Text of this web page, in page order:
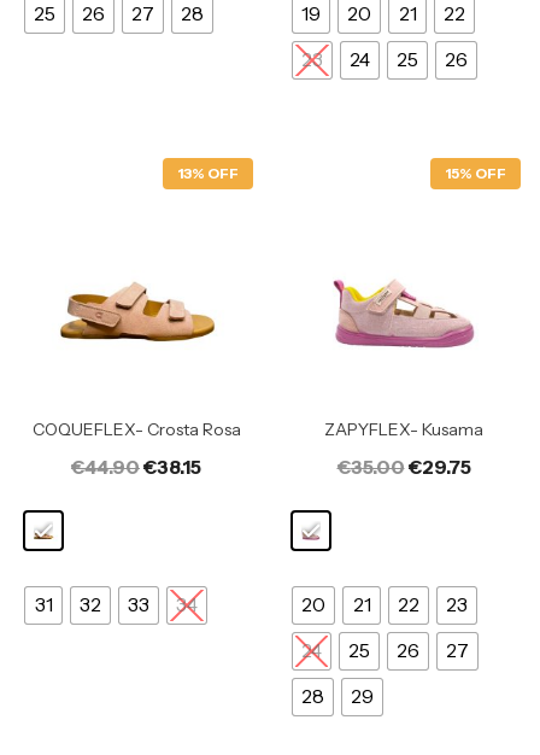
25 26 27 28 19 20 21
22
23
24 25 26
13% OFF
COQUEFLEX- Crosta Rosa
€44.90€38.15
31 32 33 34
15% OFF
ZAPYFLEX- Kusama
€35.00€29.75
20 21 22
23
24
25 26
27
28
29